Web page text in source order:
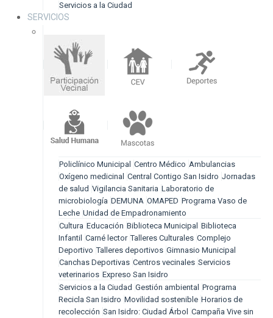
Servicios a la Ciudad
SERVICIOS
Policlínico Municipal Centro Médico Ambulancias
Oxígeno medicinal Central Contigo San Isidro Jornadas
de salud Vigilancia Sanitaria Laboratorio de
microbiología DEMUNA OMAPED Programa Vaso de
Leche Unidad de Empadronamiento
Cultura Educación Biblioteca Municipal Biblioteca
Infantil Carné lector Talleres Culturales Complejo
Deportivo Talleres deportivos Gimnasio Municipal
Canchas Deportivas Centros vecinales Servicios
veterinarios Expreso San Isidro
Servicios a la Ciudad Gestión ambiental Programa
Recicla San Isidro Movilidad sostenible Horarios de
recolección San Isidro: Ciudad Árbol Campaña Vive sin